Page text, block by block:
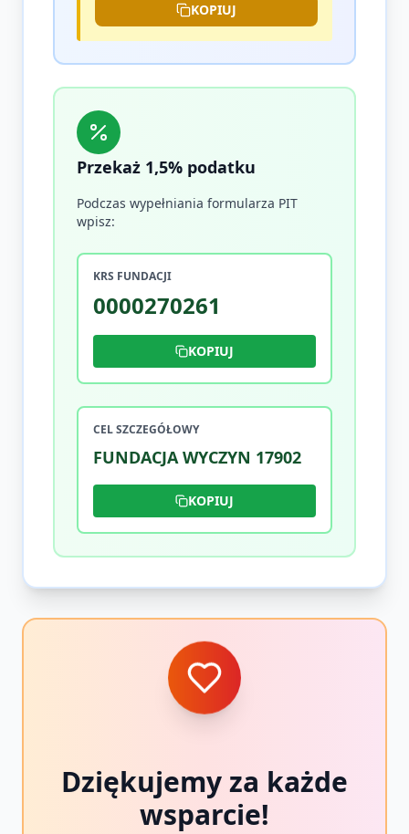
KOPIUJ
Przekaż 1,5% podatku
Podczas wypełniania formularza PIT
wpisz:
KRS FUNDACJI
0000270261
KOPIUJ
CEL SZCZEGÓŁOWY
FUNDACJA WYCZYN 17902
KOPIUJ
Dziękujemy za każde
wsparcie!